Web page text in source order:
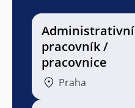
Administrativní
pracovník /
pracovnice
Praha